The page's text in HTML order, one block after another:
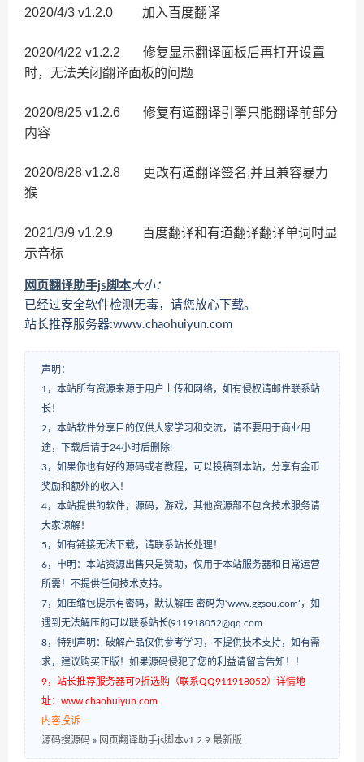
2020/4/3 v1.2.0 加入百度翻译
2020/4/22 v1.2.2 修复显示翻译面板后再打开设置
时，无法关闭翻译面板的问题
2020/8/25 v1.2.6 修复有道翻译引擎只能翻译前部分
内容
2020/8/28 v1.2.8 更改有道翻译签名,并且兼容暴力
猴
2021/3/9 v1.2.9 百度翻译和有道翻译翻译单词时显
示音标
网页翻译助手js脚本大小：
已经过安全软件检测无毒，请您放心下载。
站长推荐服务器:www.chaohuiyun.com
声明：
1，本站所有资源来源于用户上传和网络，如有侵权请邮件联系站
长！
2，本站软件分享目的仅供大家学习和交流，请不要用于商业用
途，下载后请于24小时后删除!
3，如果你也有好的源码或者教程，可以投稿到本站，分享有金币
奖励和额外的收入！
4，本站提供的软件，源码，游戏，其他资源部不包含技术服务请
大家谅解！
5，如有链接无法下载，请联系站长处理！
6，申明：本站资源出售只是赞助，仅用于本站服务器和日常运营
所需！不提供任何技术支持。
7，如压缩包提示有密码，默认解压 密码为‘www.ggsou.com’，如
遇到无法解压的可以联系站长(911918052@qq.com
8，特别声明：破解产品仅供参考学习，不提供技术支持，如有需
求，建议购买正版！如果源码侵犯了您的利益请留言告知！！
9，站长推荐服务器可9折选购（联系QQ911918052）详情地
址：www.chaohuiyun.com
内容投诉
源码搜源码 » 网页翻译助手js脚本v1.2.9 最新版